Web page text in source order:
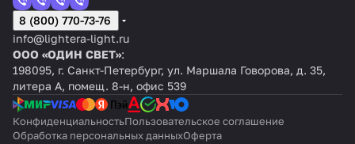
8 (800) 770-73-76
info@lightera-light.ru
ООО «ОДИН СВЕТ»:
198095, г. Санкт-Петербург, ул. Маршала Говорова, д. 35,
литера А, помещ. 8-н, офис 539
КонфиденциальностьПользовательское соглашение
Обработка персональных данныхОферта